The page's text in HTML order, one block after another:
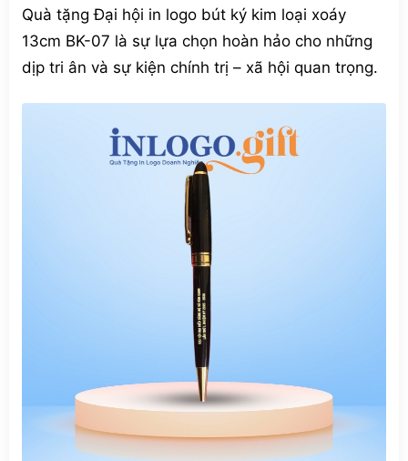
Quà tặng Đại hội in logo bút ký kim loại xoáy
13cm BK-07 là sự lựa chọn hoàn hảo cho những
dịp tri ân và sự kiện chính trị – xã hội quan trọng.